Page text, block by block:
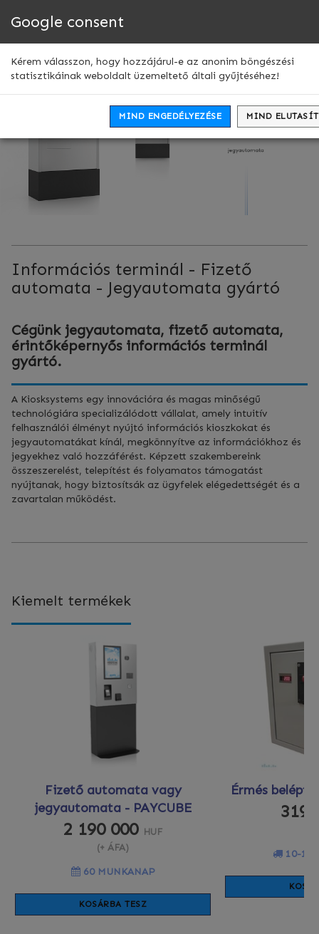
Információs terminál - Fizető
automata - Jegyautomata gyártó
Cégünk jegyautomata, fizető automata,
érintőképernyős információs terminál
gyártó.
A Kiosksystems egy innovációra és magas minőségű
technológiára specializálódott vállalat, amely intuitív
felhasználói élményt nyújtó információs kioszkokat és
jegyautomatákat kínál, megkönnyítve az információkhoz és
jegyekhez való hozzáférést. Képzett szakembereink
összeszerelést, telepítést és folyamatos támogatást
nyújtanak, hogy biztosítsák az ügyfelek elégedettségét és a
zavartalan működést.
Kiemelt termékek
Fizető automata vagy
jegyautomata - PAYCUBE
2 190 000 HUF
(+ ÁFA)
60 MUNKANAP
KOSÁRBA TESZ
Érmés
319
10-12
Google consent
Kérem válasszon, hogy hozzájárul-e az anonim böngészési
statisztikáinak weboldalt üzemeltető általi gyűjtéséhez!
MIND ENGEDÉLYEZÉSE MIND